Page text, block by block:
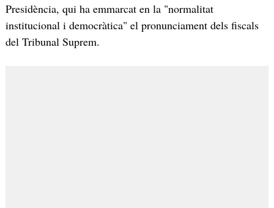
Presidència, qui ha emmarcat en la "normalitat
institucional i democràtica" el pronunciament dels fiscals
del Tribunal Suprem.